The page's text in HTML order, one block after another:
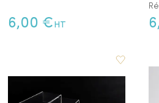
6,00 € HT